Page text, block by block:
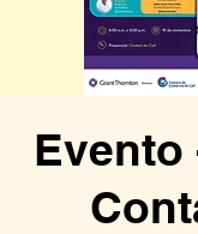
Evento